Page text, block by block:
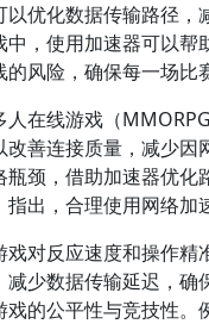
以优化数据传输路径
中，使用加速器可以帮
的风险，确保每一场比
人在线游戏（
改善连接质量，减少因
瓶颈，借助加速器优
指出，合理使用网络加
戏对反应速度和操作精
减少数据传输延迟，确
戏的公平性与竞技性。